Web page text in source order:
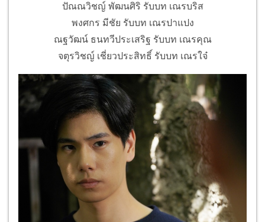
ปัณณวิชญ์ พัฒนศิริ รับบท เณรบริส
พงศกร มีชัย รับบท เณรปาแปง
ณฐวัฒน์ ธนทวีประเสริฐ รับบท เณรคุณ
จตุรวิชญ์ เชี่ยวประสิทธิ์ รับบท เณรใจ๋